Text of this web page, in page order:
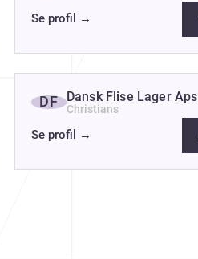
Se profil →
DF Dansk Flise Lager Aps
Christians
Se profil →